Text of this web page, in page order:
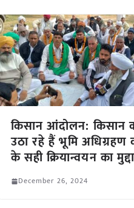
किसान आंदोलन: किसान
उठा रहे हैं भूमि अधिग्रहण
के सही क्रियान्वयन का
December 26, 2024